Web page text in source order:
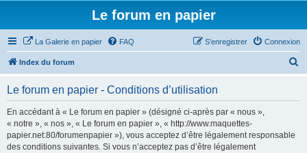
Le forum en papier
La Galerie en papier FAQ Connexion
S’enregistrer
Index du forum
Le forum en papier - Conditions d’utilisation
En accédant à « Le forum en papier » (désigné ci-après par « nous »,
« notre », « nos », « Le forum en papier », « http://www.maquettes-
papier.net:80/forumenpapier »), vous acceptez d’être légalement responsable
des conditions suivantes. Si vous n’acceptez pas d’être légalement